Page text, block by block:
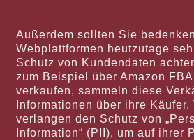
Außerdem sollten Sie
Webplattformen heutzutage
Schutz von Kundendaten
zum Beispiel über Amazon
verkaufen, sammeln diese
Informationen über ihre
verlangen den Schutz von
Information“ (PII), um auf ihrer